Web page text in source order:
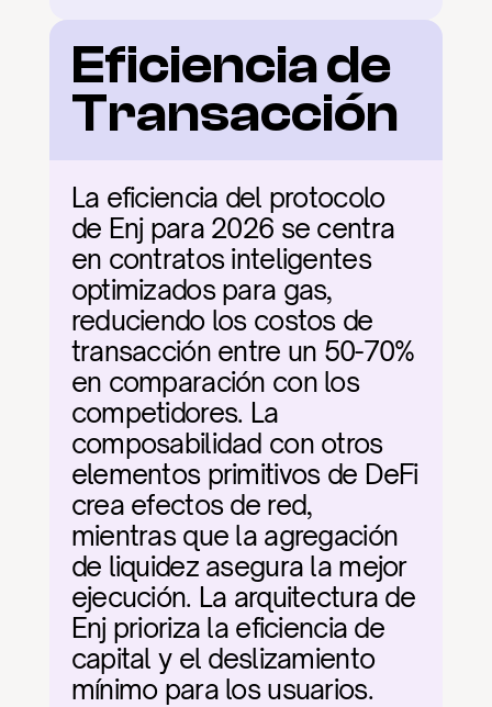
Eficiencia de
Transacción
La eficiencia del protocolo
de Enj para 2026 se centra
en contratos inteligentes
optimizados para gas,
reduciendo los costos de
transacción entre un 50-70%
en comparación con los
competidores. La
composabilidad con otros
elementos primitivos de DeFi
crea efectos de red,
mientras que la agregación
de liquidez asegura la mejor
ejecución. La arquitectura de
Enj prioriza la eficiencia de
capital y el deslizamiento
mínimo para los usuarios.